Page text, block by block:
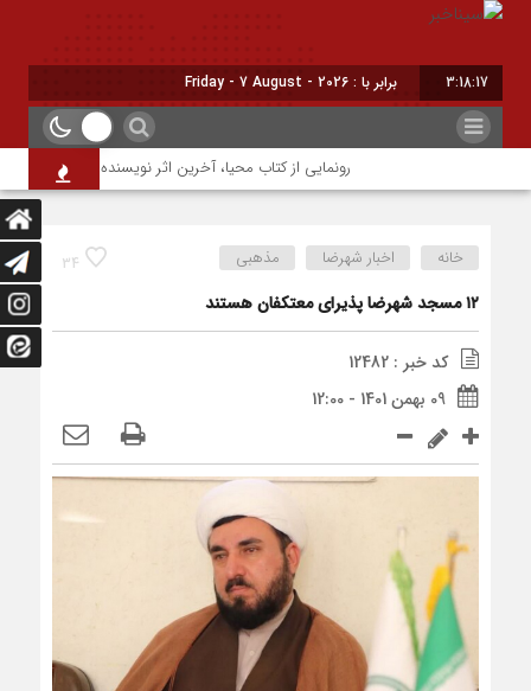
3:18:18 برابر با : Friday - 7 August - 2026
رونمایی از کتاب محیا، آخرین اثر نویسنده جوان شهرضایی
34 خانه اخبار شهرضا مذهبی
۱۲ مسجد شهرضا پذیرای معتکفان هستند
کد خبر : 12482
09 بهمن 1401 - 12:00